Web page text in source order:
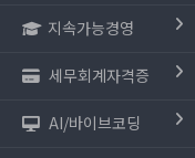
지속가능경영
세무회계자격증
AI/바이브코딩